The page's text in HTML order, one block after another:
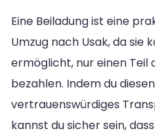
Eine Beiladung ist eine
Umzug nach Usak, da sie
ermöglicht, nur einen Teil
bezahlen. Indem du
vertrauenswürdiges
kannst du sicher sein,